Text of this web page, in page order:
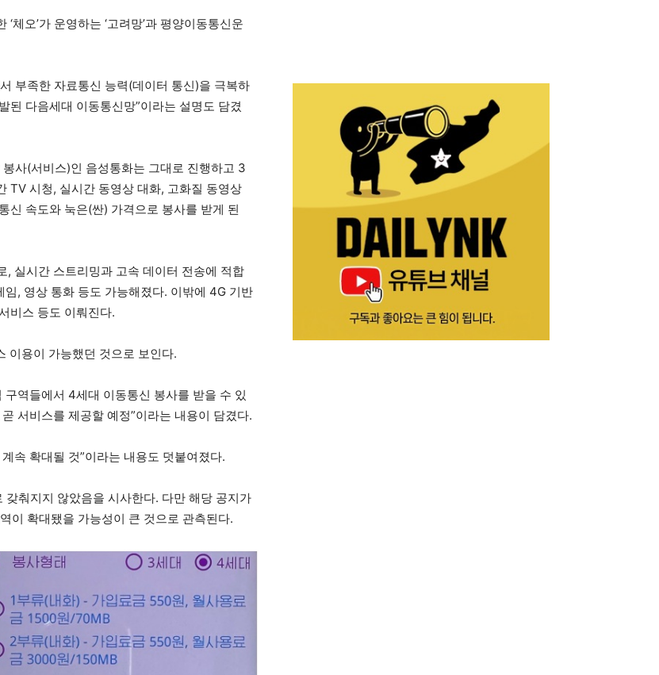
오’가 운영하는 ‘고려망’과 평양이동통신운
부족한 자료통신 능력(데이터 통신)을 극복하
된 다음세대 이동통신망”이라는 설명도 담겼
사(서비스)인 음성통화는 그대로 진행하고 3
TV 시청, 실시간 동영상 대화, 고화질 동영상
신 속도와 눅은(싼) 가격으로 봉사를 받게 된
실시간 스트리밍과 고속 데이터 전송에 적합
, 영상 통화 등도 가능해졌다. 이밖에 4G 기반
비스 등도 이뤄진다.
이용이 가능했던 것으로 보인다.
역들에서 4세대 이동통신 봉사를 받을 수 있
서비스를 제공할 예정”이라는 내용이 담겼다.
속 확대될 것”이라는 내용도 덧붙여졌다.
춰지지 않았음을 시사한다. 다만 해당 공지가
이 확대됐을 가능성이 큰 것으로 관측된다.